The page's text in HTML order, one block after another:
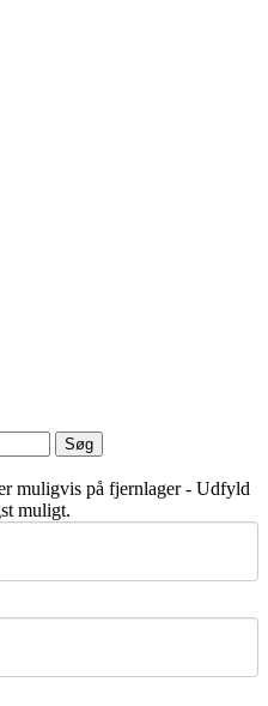
Søg
muligvis på fjernlager - Udfyld
muligt.